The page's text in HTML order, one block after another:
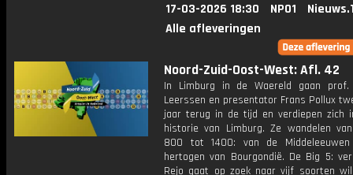
17-03-2026 18:30 NPO1
Alle afleveringen
Noord-Zuid-Oost-West: Afl. 42
In Limburg in de Waereld gaan
Leerssen en presentator Frans Pollux
jaar terug in de tijd en verdiepen zich
historie van Limburg. Ze wandelen
800 tot 1400: van de
hertogen van Bourgondië. De Big 5:
Rejo gaat op zoek naar vijf soorten